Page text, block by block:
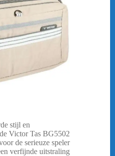
stijl en
Victor Tas BG5502
de serieuze speler
verfijnde uitstraling